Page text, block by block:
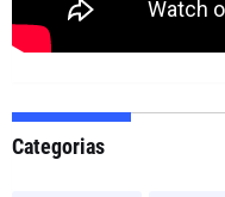
Categorias